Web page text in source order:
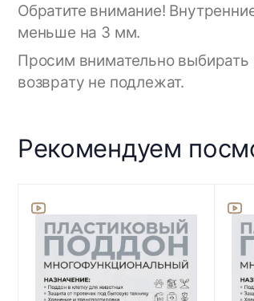
Обратите внимание!
меньше на 3 мм.
Просим внимательно выбирать
возврату не подлежат.
Рекомендуем